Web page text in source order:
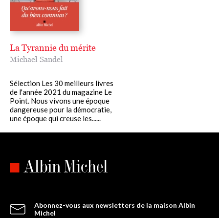
La Tyrannie du mérite
Michael Sandel
Sélection Les 30 meilleurs livres
de l'année 2021 du magazine Le
Point. Nous vivons une époque
dangereuse pour la démocratie,
une époque qui creuse les......
Abonnez-vous aux newsletters de la maison Albin
Michel